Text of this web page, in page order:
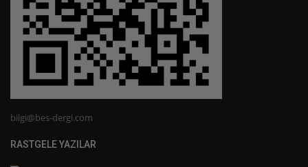
bilgi@bes-dergi.com
RASTGELE YAZILAR